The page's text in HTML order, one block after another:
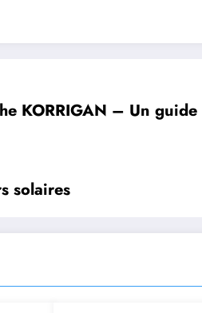
KORRIGAN – Un
solaires